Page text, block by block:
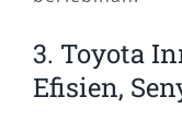
3. Toyota
Efisien,